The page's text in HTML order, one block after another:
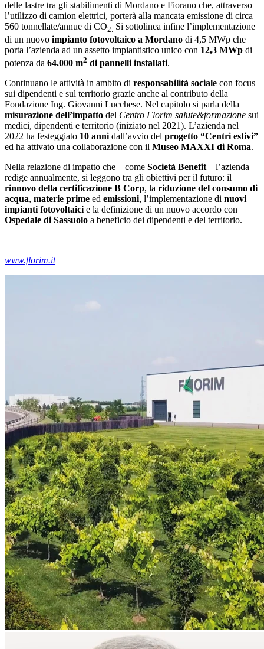
delle lastre tra gli stabilimenti di Mordano e Fiorano che, attraverso
l’utilizzo di camion elettrici, porterà alla mancata emissione di circa
560 tonnellate/annue di CO2. Si sottolinea infine l’implementazione
di un nuovo impianto fotovoltaico a Mordano di 4,5 MWp che
porta l’azienda ad un assetto impiantistico unico con 12,3 MWp di
potenza da 64.000 m2 di pannelli installati.
Continuano le attività in ambito di responsabilità sociale con focus
sui dipendenti e sul territorio grazie anche al contributo della
Fondazione Ing. Giovanni Lucchese. Nel capitolo si parla della
misurazione dell’impatto del Centro Florim salute&formazione sui
medici, dipendenti e territorio (iniziato nel 2021). L’azienda nel
2022 ha festeggiato 10 anni dall’avvio del progetto “Centri estivi”
ed ha attivato una collaborazione con il Museo MAXXI di Roma.
Nella relazione di impatto che – come Società Benefit – l’azienda
redige annualmente, si leggono tra gli obiettivi per il futuro: il
rinnovo della certificazione B Corp, la riduzione del consumo di
acqua, materie prime ed emissioni, l’implementazione di nuovi
impianti fotovoltaici e la definizione di un nuovo accordo con
Ospedale di Sassuolo a beneficio dei dipendenti e del territorio.
www.florim.it